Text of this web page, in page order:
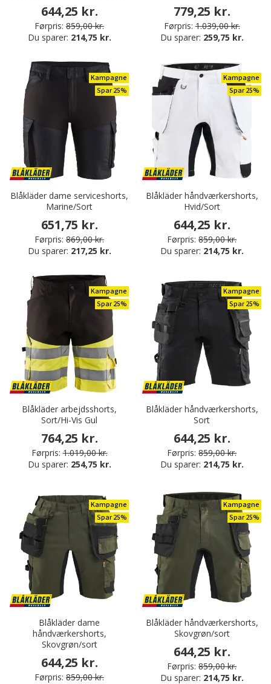
644,25 kr.
Førpris: 859,00 kr.
Du sparer: 214,75 kr.
779,25 kr.
Førpris: 1.039,00 kr.
Du sparer: 259,75 kr.
Kampagne
Spar 25%
Blåkläder dame serviceshorts,
Marine/Sort
651,75 kr.
Førpris: 869,00 kr.
Du sparer: 217,25 kr.
Kampagne
Spar 25%
Blåkläder håndværkershorts,
Hvid/Sort
644,25 kr.
Førpris: 859,00 kr.
Du sparer: 214,75 kr.
Kampagne
Spar 25%
Blåkläder arbejdsshorts,
Sort/Hi-Vis Gul
764,25 kr.
Førpris: 1.019,00 kr.
Du sparer: 254,75 kr.
Kampagne
Spar 25%
Blåkläder håndværkershorts,
Sort
644,25 kr.
Førpris: 859,00 kr.
Du sparer: 214,75 kr.
Kampagne
Spar 25%
Blåkläder dame
håndværkershorts,
Skovgrøn/sort
644,25 kr.
Førpris: 859,00 kr.
Kampagne
Spar 25%
Blåkläder håndværkershorts,
Skovgrøn/sort
644,25 kr.
Førpris: 859,00 kr.
Du sparer: 214,75 kr.